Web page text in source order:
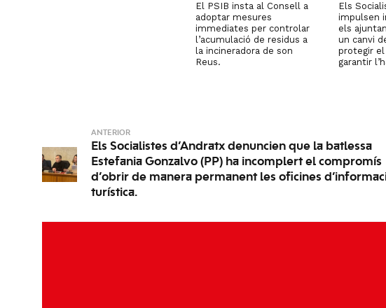
El PSIB insta al Consell a
adoptar mesures
immediates per controlar
l’acumulació de residus a
la incineradora de son
Reus.
Els
impulsen
els
un canvi
protegir
garantir
ANTERIOR
Els Socialistes d’Andratx denuncien que la batlessa
Estefania Gonzalvo (PP) ha incomplert el compromís
d’obrir de manera permanent les oficines
turística.